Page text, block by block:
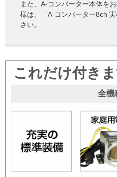
また、A-コンバーター本体を
様は、「A-コンバーター8ch
さい。
これだけ付き
全機